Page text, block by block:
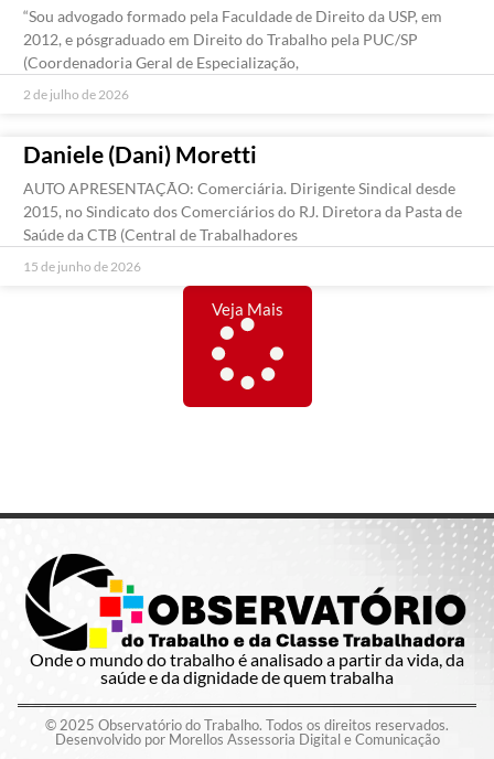
“Sou advogado formado pela Faculdade de Direito da USP, em
2012, e pósgraduado em Direito do Trabalho pela PUC/SP
(Coordenadoria Geral de Especialização,
2 de julho de 2026
Daniele (Dani) Moretti
AUTO APRESENTAÇÃO: Comerciária. Dirigente Sindical desde
2015, no Sindicato dos Comerciários do RJ. Diretora da Pasta de
Saúde da CTB (Central de Trabalhadores
15 de junho de 2026
Veja Mais
Onde o mundo do trabalho é analisado a partir da vida, da
saúde e da dignidade de quem trabalha
© 2025 Observatório do Trabalho. Todos os direitos reservados.
Desenvolvido por Morellos Assessoria Digital e Comunicação